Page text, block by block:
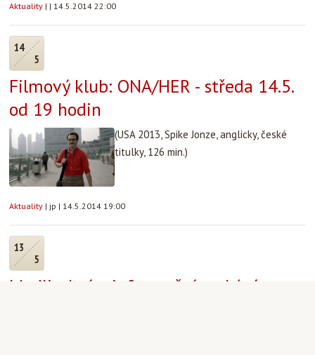
Aktuality | | 14.5.2014 22:00
14
5
Filmový klub: ONA/HER - středa 14.5.
od 19 hodin
(USA 2013, Spike Jonze, anglicky, české
titulky, 126 min.)
Aktuality | jp | 14.5.2014 19:00
13
5
Modlitební a informační setkání s